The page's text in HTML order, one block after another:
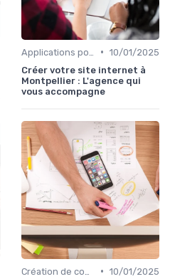
• 10/01/2025
Créer votre site internet à
Montpellier : L'agence qui
vous accompagne
• 10/01/2025